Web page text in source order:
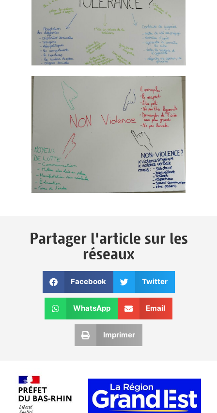
Partager l'article sur les
réseaux
Facebook Twitter
WhatsApp Email
Imprimer